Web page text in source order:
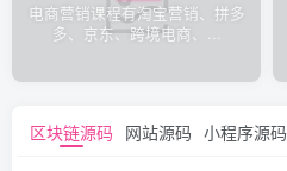
电商营销课程有淘宝营销、拼多
多、京东、跨境电商、...
区块链源码 网站源码 小程序源码